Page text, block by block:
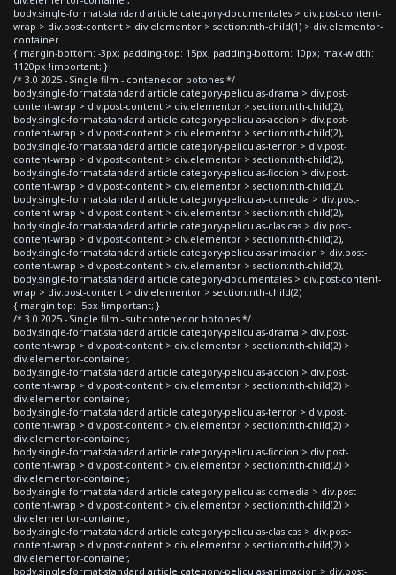
body.single-format-standard article.category-documentales > div.post-content-
wrap > div.post-content > div.elementor > section:nth-child(1) > div.elementor-
container
{ margin-bottom: -3px; padding-top: 15px; padding-bottom: 10px; max-width:
1120px !important; }
/* 3.0 2025 - Single film - contenedor botones */
body.single-format-standard article.category-peliculas-drama > div.post-
content-wrap > div.post-content > div.elementor > section:nth-child(2),
body.single-format-standard article.category-peliculas-accion > div.post-
content-wrap > div.post-content > div.elementor > section:nth-child(2),
body.single-format-standard article.category-peliculas-terror > div.post-
content-wrap > div.post-content > div.elementor > section:nth-child(2),
body.single-format-standard article.category-peliculas-ficcion > div.post-
content-wrap > div.post-content > div.elementor > section:nth-child(2),
body.single-format-standard article.category-peliculas-comedia > div.post-
content-wrap > div.post-content > div.elementor > section:nth-child(2),
body.single-format-standard article.category-peliculas-clasicas > div.post-
content-wrap > div.post-content > div.elementor > section:nth-child(2),
body.single-format-standard article.category-peliculas-animacion > div.post-
content-wrap > div.post-content > div.elementor > section:nth-child(2),
body.single-format-standard article.category-documentales > div.post-content-
wrap > div.post-content > div.elementor > section:nth-child(2)
{ margin-top: -5px !important; }
/* 3.0 2025 - Single film - subcontenedor botones */
body.single-format-standard article.category-peliculas-drama > div.post-
content-wrap > div.post-content > div.elementor > section:nth-child(2) >
div.elementor-container,
body.single-format-standard article.category-peliculas-accion > div.post-
content-wrap > div.post-content > div.elementor > section:nth-child(2) >
div.elementor-container,
body.single-format-standard article.category-peliculas-terror > div.post-
content-wrap > div.post-content > div.elementor > section:nth-child(2) >
div.elementor-container,
body.single-format-standard article.category-peliculas-ficcion > div.post-
content-wrap > div.post-content > div.elementor > section:nth-child(2) >
div.elementor-container,
body.single-format-standard article.category-peliculas-comedia > div.post-
content-wrap > div.post-content > div.elementor > section:nth-child(2) >
div.elementor-container,
body.single-format-standard article.category-peliculas-clasicas > div.post-
content-wrap > div.post-content > div.elementor > section:nth-child(2) >
div.elementor-container,
body.single-format-standard article.category-peliculas-animacion > div.post-